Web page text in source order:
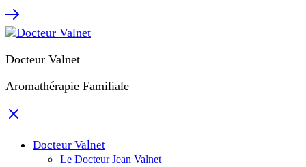
Docteur Valnet
Aromathérapie Familiale
Docteur Valnet
Le Docteur Jean Valnet